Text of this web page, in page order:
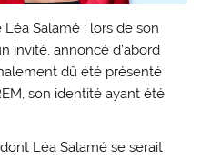
Salamé : lors de son
invité, annoncé d’abord
dû été présenté
son identité ayant été
Léa Salamé se serait